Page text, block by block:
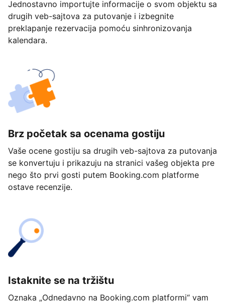
Jednostavno importujte informacije o svom objektu sa
drugih veb-sajtova za putovanje i izbegnite
preklapanje rezervacija pomoću sinhronizovanja
kalendara.
Brz početak sa ocenama gostiju
Vaše ocene gostiju sa drugih veb-sajtova za putovanja
se konvertuju i prikazuju na stranici vašeg objekta pre
nego što prvi gosti putem Booking.com platforme
ostave recenzije.
Istaknite se na tržištu
Oznaka „Odnedavno na Booking.com platformi“ vam